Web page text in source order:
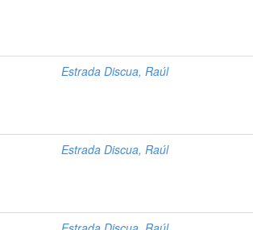
Estrada Discua, Raúl
Estrada Discua, Raúl